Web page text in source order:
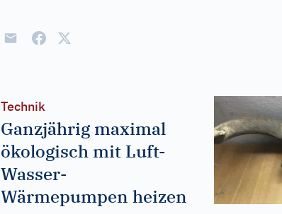
Technik
Ganzjährig maximal
ökologisch mit Luft-
Wasser-
Wärmepumpen heizen